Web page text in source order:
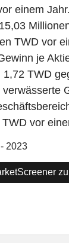
einem
TWD vor
je
1,72 TWD
vor
2023